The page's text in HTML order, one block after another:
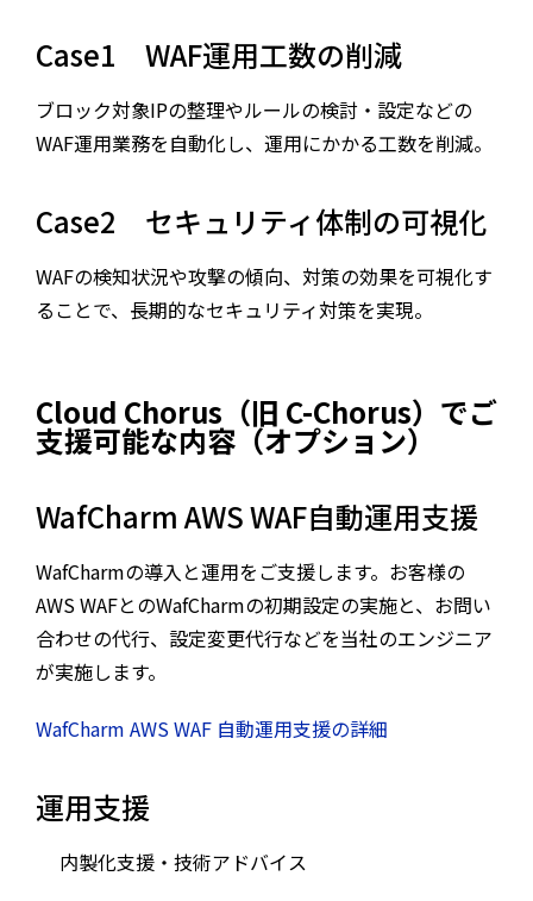
Case1 WAF運用工数の削減
ブロック対象IPの整理やルールの検討・設定などの
WAF運用業務を自動化し、運用にかかる工数を削減。
Case2 セキュリティ体制の可視化
WAFの検知状況や攻撃の傾向、対策の効果を可視化す
ることで、長期的なセキュリティ対策を実現。
Cloud Chorus（旧 C-Chorus）でご
支援可能な内容（オプション）
WafCharm AWS WAF自動運用支援
WafCharmの導入と運用をご支援します。お客様の
AWS WAFとのWafCharmの初期設定の実施と、お問い
合わせの代行、設定変更代行などを当社のエンジニア
が実施します。
WafCharm AWS WAF 自動運用支援の詳細
運用支援
内製化支援・技術アドバイス